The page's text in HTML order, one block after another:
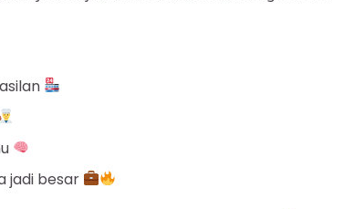
jadi besar